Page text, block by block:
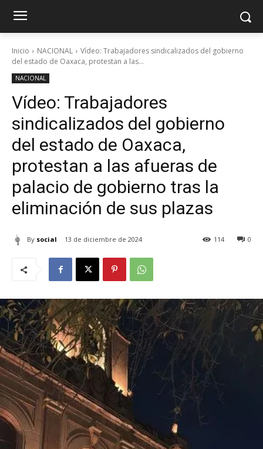
Inicio NACIONAL
Vídeo: Trabajadores sindicalizados del gobierno
del estado de Oaxaca, protestan a las...
NACIONAL
Vídeo: Trabajadores
sindicalizados del gobierno
del estado de Oaxaca,
protestan a las afueras de
palacio de gobierno tras la
eliminación de sus plazas
By social 13 de diciembre de 2024 0
114